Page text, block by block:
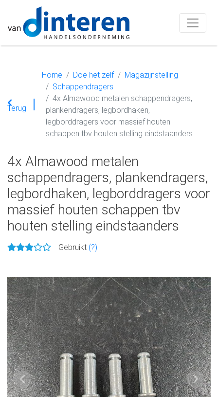
Terug
Home Doe het zelf
Magazijnstelling
Schappendragers
4x Almawood metalen schappendragers,
plankendragers, legbordhaken,
legborddragers voor massief houten
schappen tbv houten stelling eindstaanders
4x Almawood metalen
schappendragers, plankendragers,
legbordhaken, legborddragers voor
massief houten schappen tbv
houten stelling eindstaanders
Gebruikt (?)
Vorige